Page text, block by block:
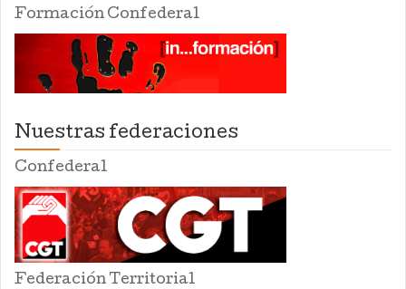
Formación Confederal
Nuestras federaciones
Confederal
Federación Territorial